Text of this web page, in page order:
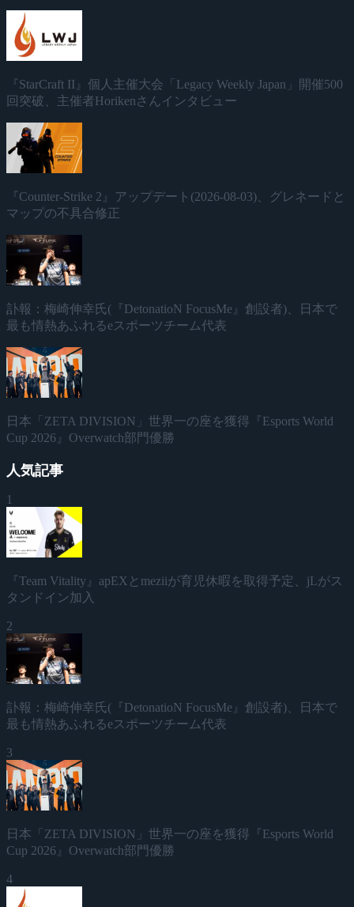
『StarCraft II』個人主催大会「Legacy Weekly Japan」開催500
回突破、主催者Horikenさんインタビュー
『Counter-Strike 2』アップデート(2026-08-03)、グレネードと
マップの不具合修正
訃報：梅崎伸幸氏(『DetonatioN FocusMe』創設者)、日本で
最も情熱あふれるeスポーツチーム代表
日本「ZETA DIVISION」世界一の座を獲得『Esports World
Cup 2026』Overwatch部門優勝
人気記事
1
『Team Vitality』apEXとmeziiが育児休暇を取得予定、jLがス
タンドイン加入
2
訃報：梅崎伸幸氏(『DetonatioN FocusMe』創設者)、日本で
最も情熱あふれるeスポーツチーム代表
3
日本「ZETA DIVISION」世界一の座を獲得『Esports World
Cup 2026』Overwatch部門優勝
4